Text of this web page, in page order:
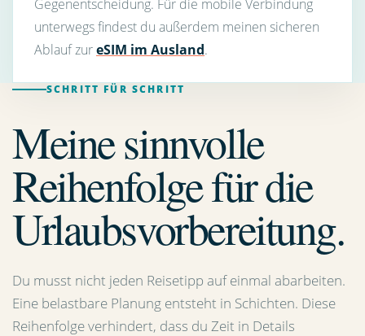
Gegenentscheidung. Für die mobile Verbindung
unterwegs findest du außerdem meinen sicheren
Ablauf zureSIM im Ausland.
SCHRITT FÜR SCHRITT
Meine sinnvolle
Reihenfolge für die
Urlaubsvorbereitung.
Du musst nicht jeden Reisetipp auf einmal abarbeiten.
Eine belastbare Planung entsteht in Schichten. Diese
Reihenfolge verhindert, dass du Zeit in Details